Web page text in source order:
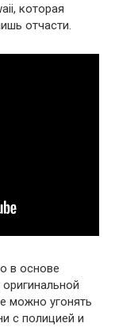
которая
отчасти.
в основе
можно угонять
с полицией и